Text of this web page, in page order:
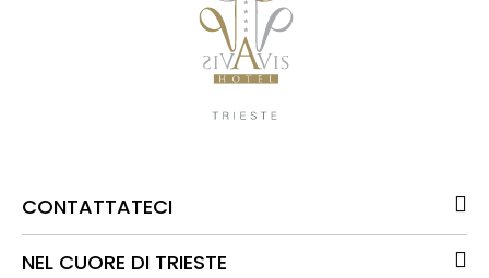
CONTATTATECI
NEL CUORE DI TRIESTE